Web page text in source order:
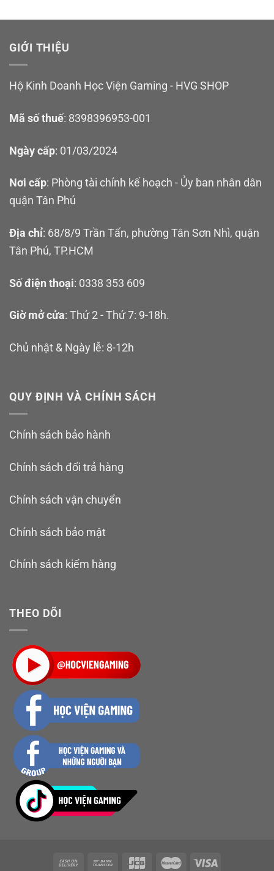
GIỚI THIỆU
Hộ Kinh Doanh Học Viện Gaming - HVG SHOP
Mã số thuế: 8398396953-001
Ngày cấp: 01/03/2024
Nơi cấp: Phòng tài chính kế hoạch - Ủy ban nhân dân
quận Tân Phú
Địa chỉ: 68/8/9 Trần Tấn, phường Tân Sơn Nhì, quận
Tân Phú, TP.HCM
Số điện thoại: 0338 353 609
Giờ mở cửa: Thứ 2 - Thứ 7: 9-18h.
Chủ nhật & Ngày lễ: 8-12h
QUY ĐỊNH VÀ CHÍNH SÁCH
Chính sách bảo hành
Chính sách đổi trả hàng
Chính sách vận chuyển
Chính sách bảo mật
Chính sách kiểm hàng
THEO DÕI